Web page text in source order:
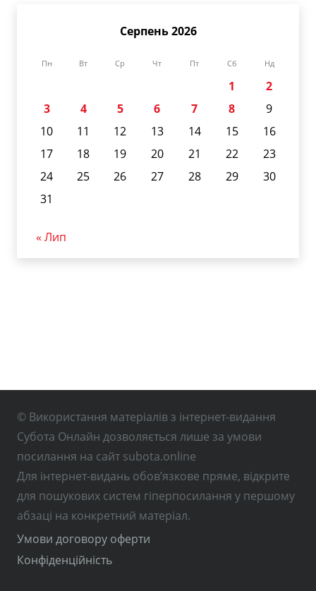
Серпень 2026
Пн Вт Ср Чт Пт Сб Нд
1
2
3
4 5 6 7 8
9
10
11 12 13 14 15
16
17
18 19 20 21 22
23
24
25 26 27 28 29
30
31
« Лип
© Використання матеріалів з інтернет-видання
Субота Онлайн дозволяється лише за умови
посилання на сайт subota.online
Для інтернет-видань обов’язкове пряме, відкрите
для пошукових систем гіперпосилання у першому
абзаці на конкретний матеріал.
Умови договору оферти
Конфіденційність